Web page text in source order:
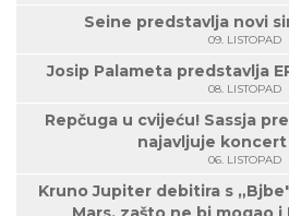
Seine predstavlja novi
09. LISTOPAD
Josip Palameta predstavlja
08. LISTOPAD
Repčuga u cvijeću! Sassja
najavljuje koncert
06. LISTOPAD
Kruno Jupiter debitira s